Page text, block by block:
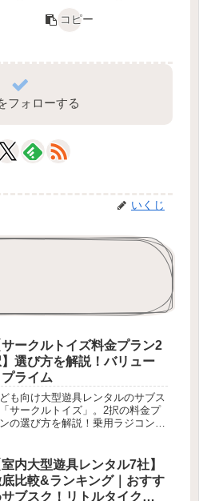
コピー
フォローする
いくじ
サークルトイズ料金プラン2
選び方を解説！バリュー
プライム
も向け大型遊具レンタルのサブス
サークルトイズ」。2択の料金プ
の選び方を解説！乗用ラジコンの
目的や送料で判断する必要がありま
この記事で詳しく解説していま
この機会に大型遊具で遊んでみよ
室内大型遊具レンタル7社】
比較&ランキング｜おすす
ブスク！リトルタイク